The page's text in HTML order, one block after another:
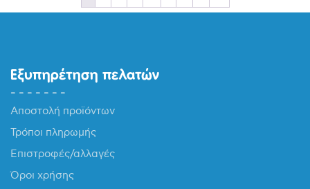
Εξυπηρέτηση πελατών
Αποστολή προϊόντων
Τρόποι πληρωμής
Επιστροφές/αλλαγές
Όροι χρήσης